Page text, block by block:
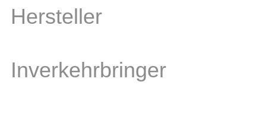
Hersteller
Inverkehrbringer